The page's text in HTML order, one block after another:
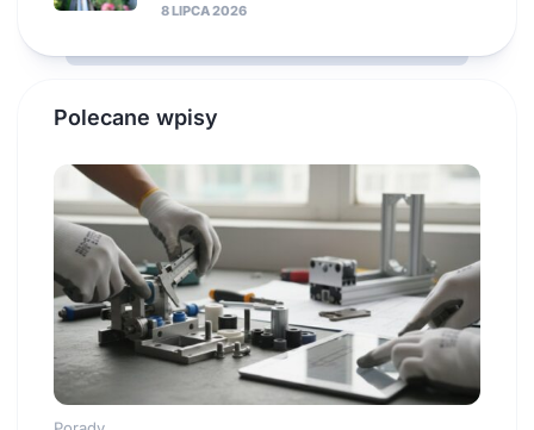
8 LIPCA 2026
Polecane wpisy